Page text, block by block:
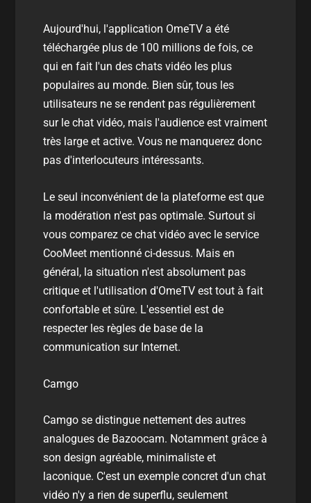
Aujourd'hui, l'application OmeTV a été
téléchargée plus de 100 millions de fois, ce
qui en fait l'un des chats vidéo les plus
populaires au monde. Bien sûr, tous les
utilisateurs ne se rendent pas régulièrement
sur le chat vidéo, mais l'audience est vraiment
très large et active. Vous ne manquerez donc
pas d'interlocuteurs intéressants.
Le seul inconvénient de la plateforme est que
la modération n'est pas optimale. Surtout si
vous comparez ce chat vidéo avec le service
CooMeet mentionné ci-dessus. Mais en
général, la situation n'est absolument pas
critique et l'utilisation d'OmeTV est tout à fait
confortable et sûre. L'essentiel est de
respecter les règles de base de la
communication sur Internet.
Camgo
Camgo se distingue nettement des autres
analogues de Bazoocam. Notamment grâce à
son design agréable, minimaliste et
laconique. C'est un exemple concret d'un chat
vidéo n'y a rien de superflu, seulement